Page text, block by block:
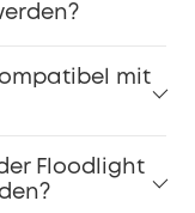
mit
Floodlight